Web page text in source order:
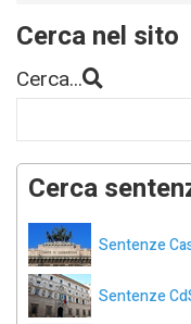
Cerca nel sito
Cerca...
Cerca
Sentenze
Sentenze